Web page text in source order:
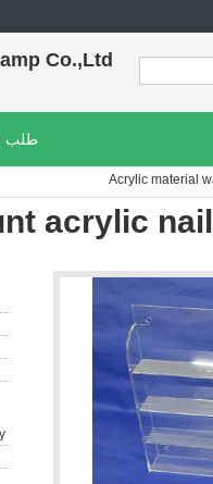
Co.,Ltd.
طلب
Acrylic material
acrylic